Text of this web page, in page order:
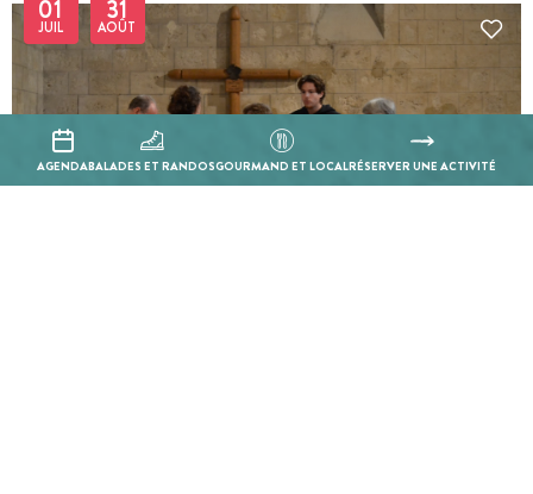
AGENDABALADES ET RANDOSGOURMAND ET LOCALRÉSERVER UNE ACTIVITÉ
01
JUIL 31
AOÛT